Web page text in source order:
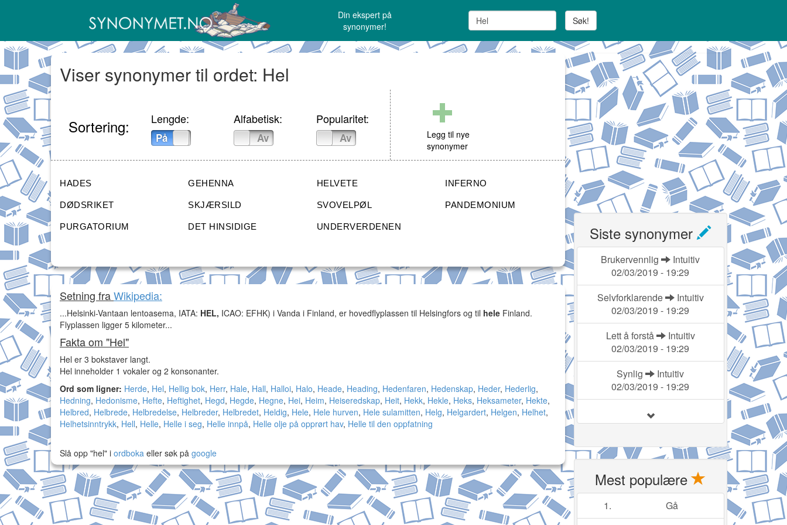
Din ekspert på
synonymer!
Søk!
Viser synonymer til ordet: Hel
Sortering: Lengde:
På
Alfabetisk:
Av
Popularitet:
Av
Legg til nye
synonymer
HADES GEHENNA HELVETE INFERNO
DØDSRIKET SKJÆRSILD SVOVELPØL PANDEMONIUM
PURGATORIUM DET HINSIDIGE UNDERVERDENEN
Setning fraWikipedia:
...Helsinki-Vantaan lentoasema, IATA: HEL, ICAO: EFHK) i Vanda i Finland, er hovedflyplassen til Helsingfors og til hele Finland.
Flyplassen ligger 5 kilometer...
Fakta om "Hel"
Hel er 3 bokstaver langt.
Hel inneholder 1 vokaler og 2 konsonanter.
Ord som ligner: Herde, Hel, Hellig bok, Herr, Hale, Hall, Halloi, Halo, Heade, Heading, Hedenfaren, Hedenskap, Heder, Hederlig,
Hedning, Hedonisme, Hefte, Heftighet, Hegd, Hegde, Hegne, Hei, Heim, Heiseredskap, Heit, Hekk, Hekle, Heks, Heksameter, Hekte,
Helbred, Helbrede, Helbredelse, Helbreder, Helbredet, Heldig, Hele, Hele hurven, Hele sulamitten, Helg, Helgardert, Helgen, Helhet,
Helhetsinntrykk, Hell, Helle, Helle i seg, Helle innpå, Helle olje på opprørt hav, Helle til den oppfatning
Slå opp "hel" i ordboka eller søk på google
Siste synonymer
Brukervennlig
Intuitiv
02/03/2019 - 19:29
Selvforklarende
Intuitiv
02/03/2019 - 19:29
Lett å forstå
Intuitiv
02/03/2019 - 19:29
Synlig
Intuitiv
02/03/2019 - 19:29
Mest populære
1.
Gå